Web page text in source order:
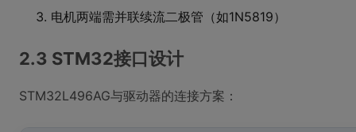
电机两端需并联续流二极管（如1N5819）
2.3 STM32接口设计
STM32L496AG与驱动器的连接方案：